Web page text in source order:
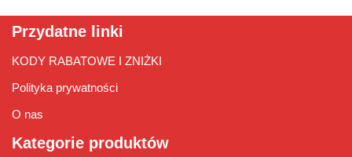
Przydatne linki
KODY RABATOWE I ZNIŻKI
Polityka prywatności
O nas
Kategorie produktów